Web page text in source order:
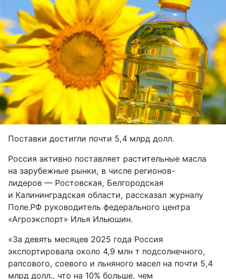
Поставки достигли почти 5,4 млрд долл.
Россия активно поставляет растительные масла
на зарубежные рынки, в числе регионов-
лидеров — Ростовская, Белгородская
и Калининградская области, рассказал журналу
Поле.РФ руководитель федерального центра
«Агроэкспорт» Илья Ильюшин.
«За девять месяцев 2025 года Россия
экспортировала около 4,9 млн т подсолнечного,
рапсового, соевого и льняного масел на почти 5,4
млрд долл., что на 10% больше, чем